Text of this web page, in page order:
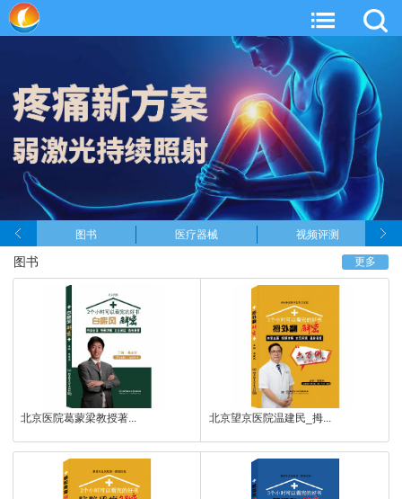
图书 医疗器械 视频评测
更多
图书
北京医院葛蒙梁教授著... 北京望京医院温建民_拇...